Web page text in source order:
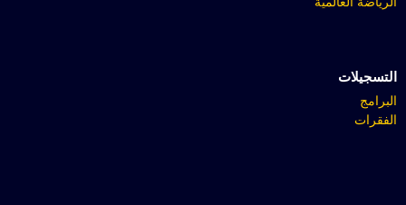
التسجيلات
البرامج
الفقرات